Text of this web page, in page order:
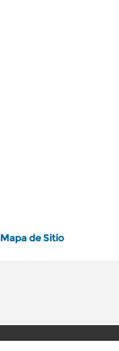
Mapa de Sitio